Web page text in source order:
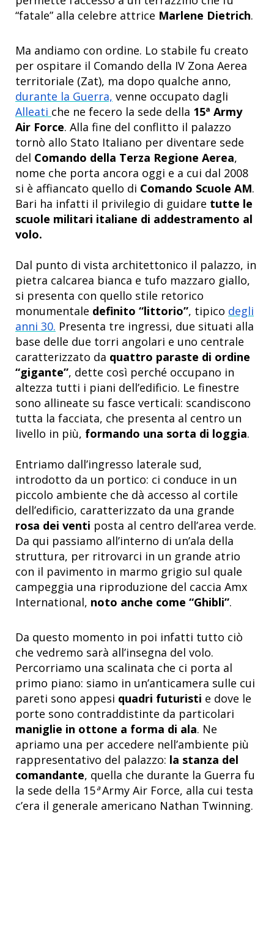
“fatale” alla celebre attrice Marlene Dietrich.
Ma andiamo con ordine. Lo stabile fu creato
per ospitare il Comando della IV Zona Aerea
territoriale (Zat), ma dopo qualche anno,
durante la Guerra, venne occupato dagli
Alleati che ne fecero la sede della 15ª Army
Air Force. Alla fine del conflitto il palazzo
tornò allo Stato Italiano per diventare sede
del Comando della Terza Regione Aerea,
nome che porta ancora oggi e a cui dal 2008
si è affiancato quello di Comando Scuole AM.
Bari ha infatti il privilegio di guidare tutte le
scuole militari italiane di addestramento al
volo.
Dal punto di vista architettonico il palazzo, in
pietra calcarea bianca e tufo mazzaro giallo,
si presenta con quello stile retorico
monumentale definito “littorio”, tipico degli
anni 30. Presenta tre ingressi, due situati alla
base delle due torri angolari e uno centrale
caratterizzato da quattro paraste di ordine
“gigante”, dette così perché occupano in
altezza tutti i piani dell’edificio. Le finestre
sono allineate su fasce verticali: scandiscono
tutta la facciata, che presenta al centro un
livello in più, formando una sorta di loggia.
Entriamo dall’ingresso laterale sud,
introdotto da un portico: ci conduce in un
piccolo ambiente che dà accesso al cortile
dell’edificio, caratterizzato da una grande
rosa dei venti posta al centro dell’area verde.
Da qui passiamo all’interno di un’ala della
struttura, per ritrovarci in un grande atrio
con il pavimento in marmo grigio sul quale
campeggia una riproduzione del caccia Amx
International, noto anche come “Ghibli”.
Da questo momento in poi infatti tutto ciò
che vedremo sarà all’insegna del volo.
Percorriamo una scalinata che ci porta al
primo piano: siamo in un’anticamera sulle cui
pareti sono appesi quadri futuristi e dove le
porte sono contraddistinte da particolari
maniglie in ottone a forma di ala. Ne
apriamo una per accedere nell’ambiente più
rappresentativo del palazzo: la stanza del
comandante, quella che durante la Guerra fu
la sede della 15ªArmy Air Force, alla cui testa
c’era il generale americano Nathan Twinning.